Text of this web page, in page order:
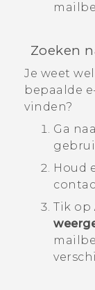
Zoeken
Je weet
bepaalde
vinden?
Ga
Houd
Tik op